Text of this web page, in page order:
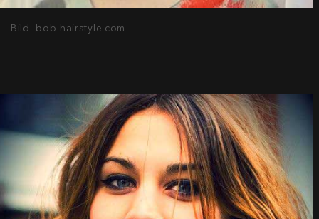
Bild: bob-hairstyle.com